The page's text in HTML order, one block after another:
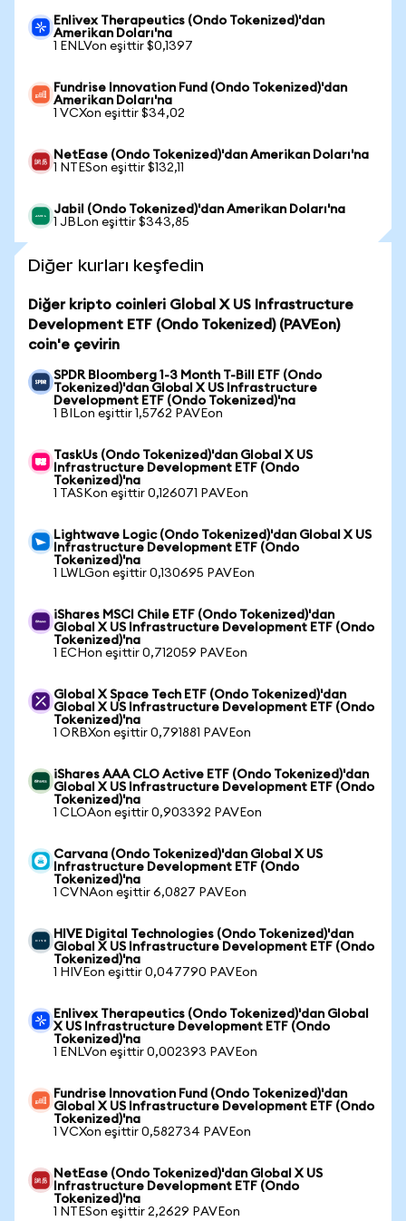
Enlivex Therapeutics (Ondo Tokenized)'dan
Amerikan Doları'na
1 ENLVon eşittir $0,1397
Fundrise Innovation Fund (Ondo Tokenized)'dan
Amerikan Doları'na
1 VCXon eşittir $34,02
NetEase (Ondo Tokenized)'dan Amerikan Doları'na
1 NTESon eşittir $132,11
Jabil (Ondo Tokenized)'dan Amerikan Doları'na
1 JBLon eşittir $343,85
Diğer kurları keşfedin
Diğer kripto coinleri Global X US Infrastructure
Development ETF (Ondo Tokenized) (PAVEon)
coin'e çevirin
SPDR Bloomberg 1-3 Month T-Bill ETF (Ondo
Tokenized)'dan Global X US Infrastructure
Development ETF (Ondo Tokenized)'na
1 BILon eşittir 1,5762 PAVEon
TaskUs (Ondo Tokenized)'dan Global X US
Infrastructure Development ETF (Ondo
Tokenized)'na
1 TASKon eşittir 0,126071 PAVEon
Lightwave Logic (Ondo Tokenized)'dan Global X US
Infrastructure Development ETF (Ondo
Tokenized)'na
1 LWLGon eşittir 0,130695 PAVEon
iShares MSCI Chile ETF (Ondo Tokenized)'dan
Global X US Infrastructure Development ETF (Ondo
Tokenized)'na
1 ECHon eşittir 0,712059 PAVEon
Global X Space Tech ETF (Ondo Tokenized)'dan
Global X US Infrastructure Development ETF (Ondo
Tokenized)'na
1 ORBXon eşittir 0,791881 PAVEon
iShares AAA CLO Active ETF (Ondo Tokenized)'dan
Global X US Infrastructure Development ETF (Ondo
Tokenized)'na
1 CLOAon eşittir 0,903392 PAVEon
Carvana (Ondo Tokenized)'dan Global X US
Infrastructure Development ETF (Ondo
Tokenized)'na
1 CVNAon eşittir 6,0827 PAVEon
HIVE Digital Technologies (Ondo Tokenized)'dan
Global X US Infrastructure Development ETF (Ondo
Tokenized)'na
1 HIVEon eşittir 0,047790 PAVEon
Enlivex Therapeutics (Ondo Tokenized)'dan Global
X US Infrastructure Development ETF (Ondo
Tokenized)'na
1 ENLVon eşittir 0,002393 PAVEon
Fundrise Innovation Fund (Ondo Tokenized)'dan
Global X US Infrastructure Development ETF (Ondo
Tokenized)'na
1 VCXon eşittir 0,582734 PAVEon
NetEase (Ondo Tokenized)'dan Global X US
Infrastructure Development ETF (Ondo
Tokenized)'na
1 NTESon eşittir 2,2629 PAVEon